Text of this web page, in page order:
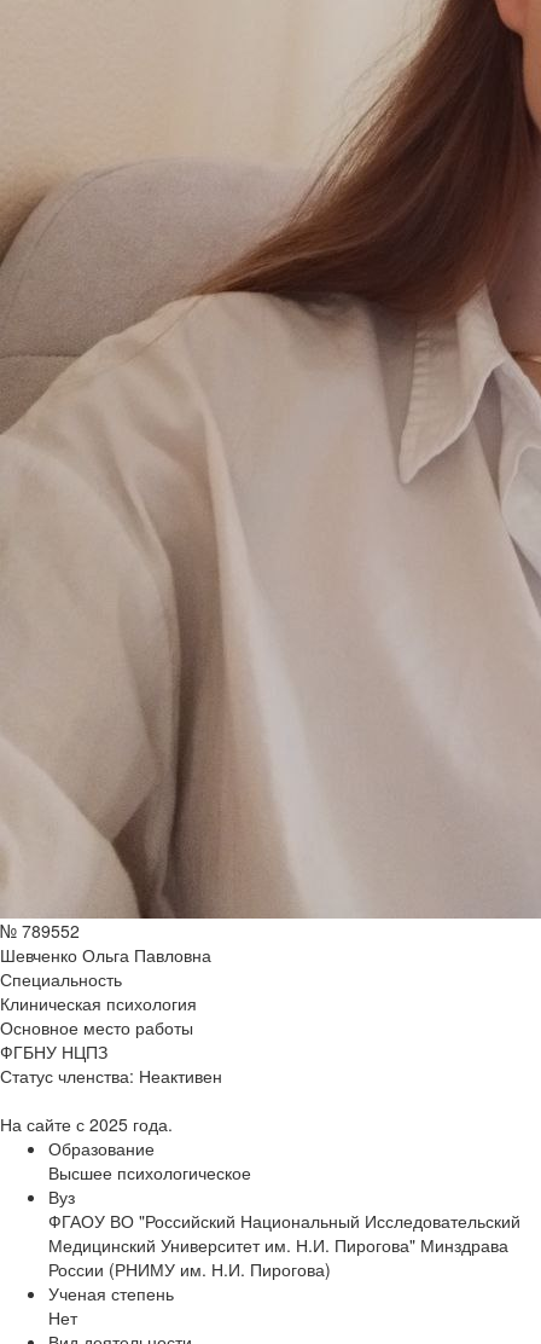
№ 789552
Шевченко Ольга Павловна
Специальность
Клиническая психология
Основное место работы
ФГБНУ НЦПЗ
Статус членства: Неактивен
На сайте с 2025 года.
Образование
Высшее психологическое
Вуз
ФГАОУ ВО "Российский Национальный Исследовательский
Медицинский Университет им. Н.И. Пирогова" Минздрава
России (РНИМУ им. Н.И. Пирогова)
Ученая степень
Нет